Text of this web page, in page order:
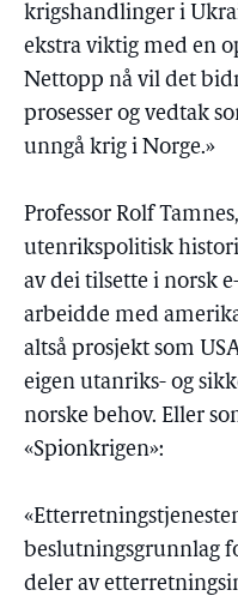
krigshandlinger i
ekstra viktig med en
Nettopp nå vil det
prosesser og vedtak
unngå krig i Norge.»
Professor Rolf
utenrikspolitisk
av dei tilsette i norsk
arbeidde med
altså prosjekt som
eigen utanriks- og
norske behov. Eller
«Spionkrigen»:
beslutningsgrunnlag
deler av